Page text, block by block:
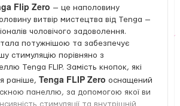
Flip Zero — це наполовину
витвір мистецтва від Tenga —
чоловічого задоволення.
потужнішою та забезпечує
стимуляцію порівняно з
Tenga FLIP. Замість кнопок, які
раніше, Tenga FLIP Zero оснащений
панеллю, за допомогою якої ви